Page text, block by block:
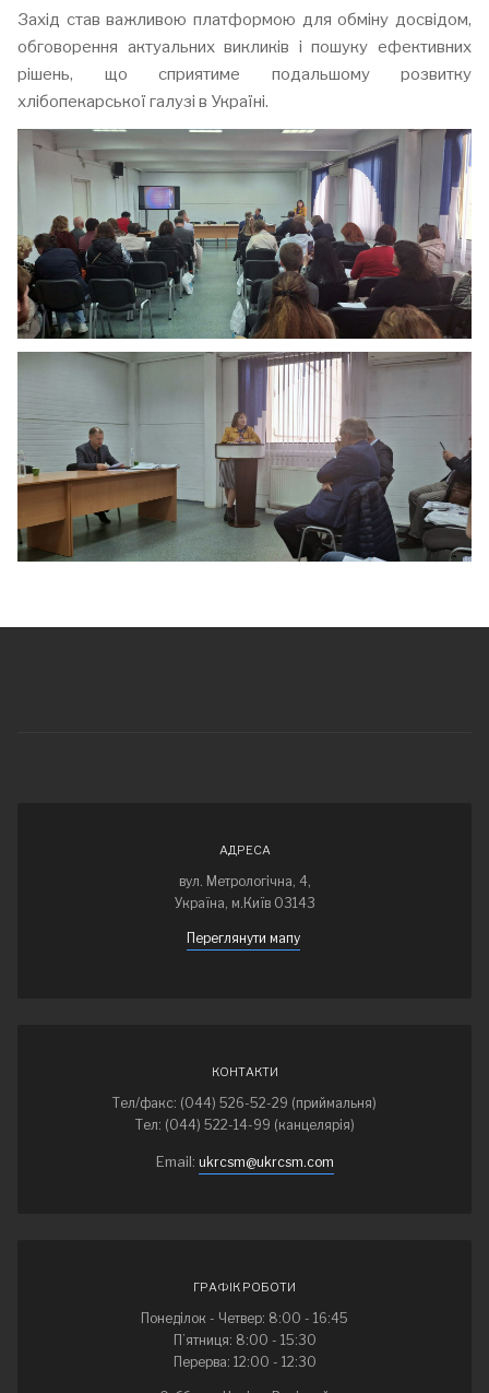
Захід став важливою платформою для обміну досвідом,
обговорення актуальних викликів і пошуку ефективних
рішень, що сприятиме подальшому розвитку
хлібопекарської галузі в Україні.
АДРЕСА
вул. Метрологічна, 4,
Україна, м.Київ 03143
Переглянути мапу
КОНТАКТИ
Тел/факс: (044) 526-52-29 (приймальня)
Тел: (044) 522-14-99 (канцелярія)
Email: ukrcsm@ukrcsm.com
ГРАФІК РОБОТИ
Понеділок - Четвер: 8:00 - 16:45
П’ятниця: 8:00 - 15:30
Перерва: 12:00 - 12:30